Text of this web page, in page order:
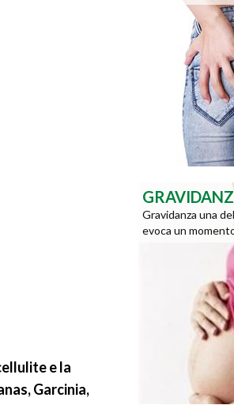
e la
Garcinia,
Gravidanza una
evoca un